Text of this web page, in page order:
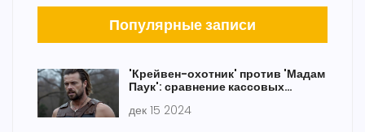
Популярные записи
'Крейвен-охотник' против 'Мадам
Паук': сравнение кассовых
и Marvel
дек 15 2024